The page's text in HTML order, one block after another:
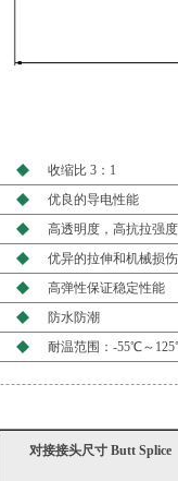
收缩比 3：1
优良的导电性能
高透明度，高抗拉强度
优异的拉伸和机械损
高弹性保证稳定性能
防水防潮
耐温范围：-55℃～
对接接头尺寸 Butt Splice